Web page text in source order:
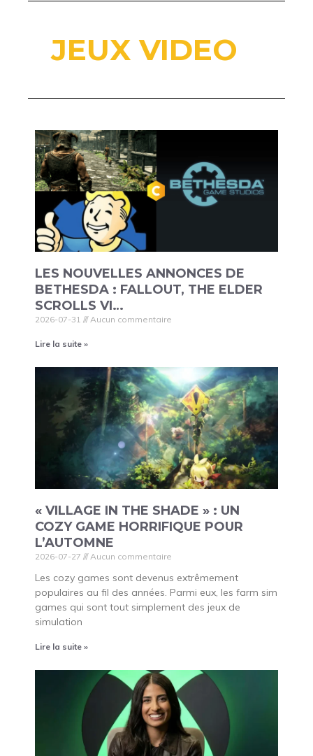
JEUX VIDEO
LES NOUVELLES ANNONCES DE
BETHESDA : FALLOUT, THE ELDER
SCROLLS VI…
2026-07-31 Aucun commentaire
Lire la suite »
« VILLAGE IN THE SHADE » : UN
COZY GAME HORRIFIQUE POUR
L’AUTOMNE
2026-07-27 Aucun commentaire
Les cozy games sont devenus extrêmement
populaires au fil des années. Parmi eux, les farm sim
games qui sont tout simplement des jeux de
simulation
Lire la suite »